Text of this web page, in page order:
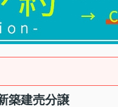
築建売分譲